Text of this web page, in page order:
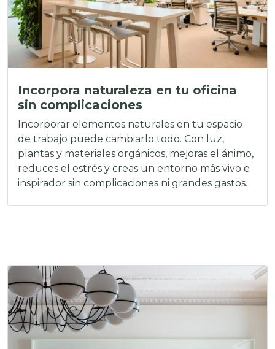
Incorpora naturaleza en tu oficina
sin complicaciones
Incorporar elementos naturales en tu espacio
de trabajo puede cambiarlo todo. Con luz,
plantas y materiales orgánicos, mejoras el ánimo,
reduces el estrés y creas un entorno más vivo e
inspirador sin complicaciones ni grandes gastos.